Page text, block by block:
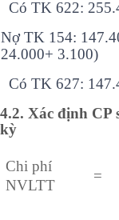
Có TK 622:
Nợ TK 154:
24.000+ 3.100)
Có TK 627:
4.2. Xác định CP
kỳ
Chi phí
NVLTT
=